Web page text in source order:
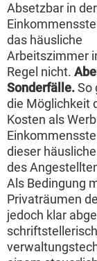
Absetzbar in der
das häusliche
Arbeitszimmer
Regel nicht.
Sonderfälle.So
die Möglichkeit
Kosten als
dieser
des
Als Bedingung
Privaträumen
jedoch klar